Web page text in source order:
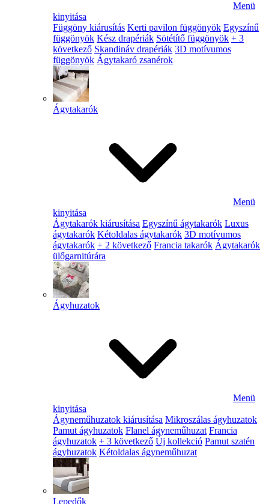
Menü
kinyitása
Függöny kiárusítás Kerti pavilon függönyök Egyszínű
függönyök Kész drapériák Sötétítő függönyök + 3
következő Skandináv drapériák 3D motívumos
függönyök Ágytakaró zsanérok
Ágytakarók
Menü
kinyitása
Ágytakarók kiárusítása Egyszínű ágytakarók Luxus
ágytakarók Kétoldalas ágytakarók 3D motívumos
ágytakarók + 2 következő Francia takarók Ágytakarók
ülőgarnitúrára
Ágyhuzatok
Menü
kinyitása
Ágyneműhuzatok kiárusítása Mikroszálas ágyhuzatok
Pamut ágyhuzatok Flanel ágyneműhuzat Francia
ágyhuzatok + 3 következő Új kollekció Pamut szatén
ágyhuzatok Kétoldalas ágyneműhuzat
Lepedők